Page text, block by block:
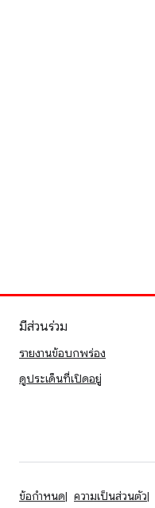
มีส่วนร่วม
รายงานข้อบกพร่อง
ดูประเด็นที่เปิดอยู่
ข้อกำหนด ความเป็นส่วนตัว